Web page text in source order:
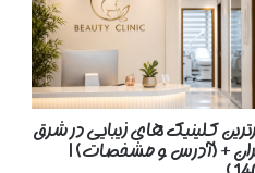
کلینیک های زیبایی در شرق
+ (آدرس و مشخصات) |